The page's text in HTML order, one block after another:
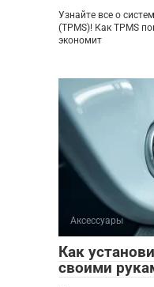
Узнайте все о
(TPMS)! Как TPMS
экономит
Аксессуары
Как
своими